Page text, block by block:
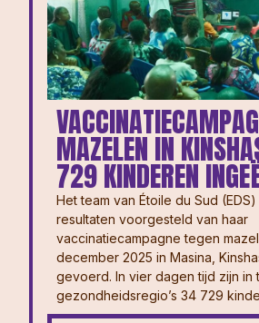
MAZELEN IN
729 KINDEREN
Het team van Étoile du Sud
resultaten voorgesteld van haar
vaccinatiecampagne tegen
december 2025 in Masina,
gevoerd. In vier dagen tijd zijn in
gezondheidsregio’s 34 729